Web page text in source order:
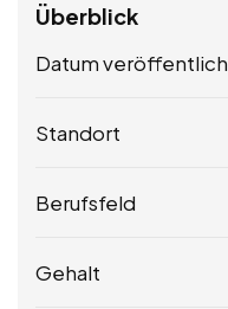
Überblick
Datum
Standort
Berufsfeld
Gehalt